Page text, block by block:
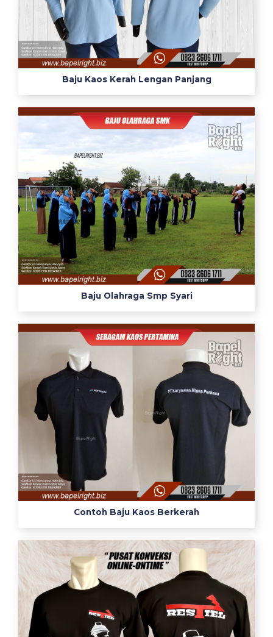
Baju Kaos Kerah Lengan Panjang
Baju Olahraga Smp Syari
Contoh Baju Kaos Berkerah